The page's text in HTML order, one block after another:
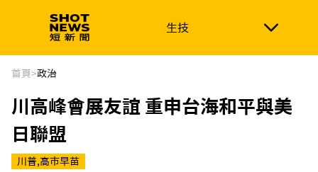
生技
生技 政治
新南向 體育
首頁>政治
川高峰會展友誼 重申台海和平與美
日聯盟
川普,高市早苗